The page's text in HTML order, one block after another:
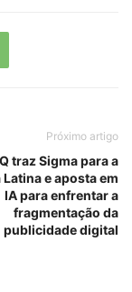
Próximo artigo
traz Sigma para a
e aposta em
IA para enfrentar a
fragmentação da
publicidade digital